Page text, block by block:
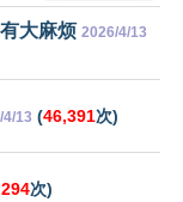
大麻烦 2026/4/13
13 (46,391次)
次)